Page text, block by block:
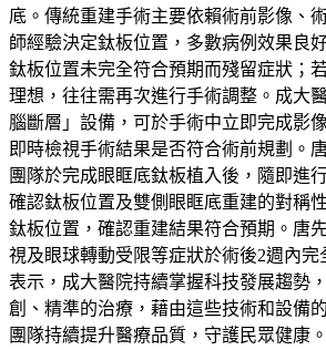
底。傳統重建手術主要依賴術前影像、
師經驗決定鈦板位置，多數病例效果良
鈦板位置未完全符合預期而殘留症狀；
理想，往往需再次進行手術調整。成大
腦斷層」設備，可於手術中立即完成影
即時檢視手術結果是否符合術前規劃。
團隊於完成眼眶底鈦板植入後，隨即進
確認鈦板位置及雙側眼眶底重建的對稱
鈦板位置，確認重建結果符合預期。唐
視及眼球轉動受限等症狀於術後2週內完
表示，成大醫院持續掌握科技發展趨勢
創、精準的治療，藉由這些技術和設備
團隊持續提升醫療品質，守護民眾健康。